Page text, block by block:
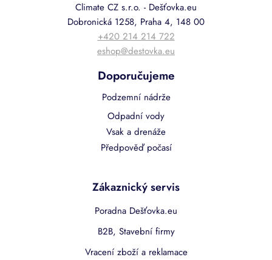
Climate CZ s.r.o. - Dešťovka.eu
Dobronická 1258, Praha 4, 148 00
+420 214 214 722
eshop@destovka.eu
Doporučujeme
Podzemní nádrže
Odpadní vody
Vsak a drenáže
Předpověď počasí
Zákaznický servis
Poradna Dešťovka.eu
B2B, Stavební firmy
Vracení zboží a reklamace